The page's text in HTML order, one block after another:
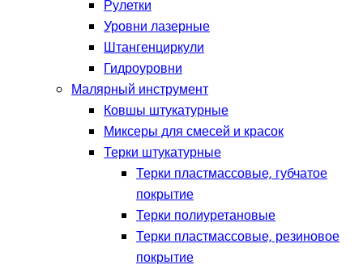
Рулетки
Уровни лазерные
Штангенциркули
Гидроуровни
Малярный инструмент
Ковшы штукатурные
Миксеры для смесей и красок
Терки штукатурные
Терки пластмассовые, губчатое
покрытие
Терки полиуретановые
Терки пластмассовые, резиновое
покрытие